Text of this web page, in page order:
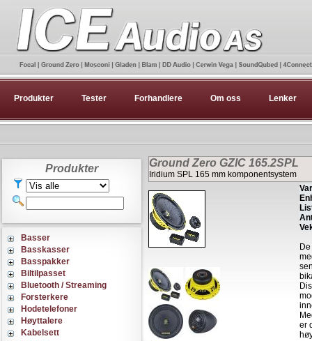
Produkter Tester Forhandlere Om oss Lenker
Produkter
Basser
Basskasser
Basspakker
Biltilpasset
Bluetooth / Streaming
Forsterkere
Hodetelefoner
Høyttalere
Kabelsett
Ground Zero GZIC 165.2SPL
Iridium SPL 165 mm komponentsystem
er